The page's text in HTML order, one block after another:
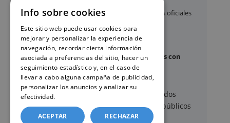
Apostilla de La Haya
de documentos oficiales
Legalizaciónde certificados
Certificado de Últimas Voluntades
Certificado de contratos de seguros con
cobertura por fallecimiento
Los documentos oficiales son expedidos
exclusivamente por los organismos públicos
correspondientes.
Info sobre cookies
Este sitio web puede usar cookies para
mejorar y personalizar la experiencia de
navegación, recordar cierta información
asociada a preferencias del sitio, hacer un
seguimiento estadístico y, en el caso de
llevar a cabo alguna campaña de publicidad,
personalizar los anuncios y analizar su
efectividad.
ACEPTAR RECHAZAR